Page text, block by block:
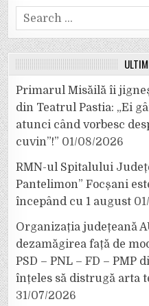
Search
for:
Primarul Misăilă îi
din Teatrul Pastia: „Ei
atunci când vorbesc
cuvin”!” 01/08/2026
RMN-ul Spitalului
Pantelimon” Focșani
începând cu 1 august
Organizația județeană
dezamăgirea față de
PSD – PNL – FD – PMP
înțeles să distrugă arta
31/07/2026